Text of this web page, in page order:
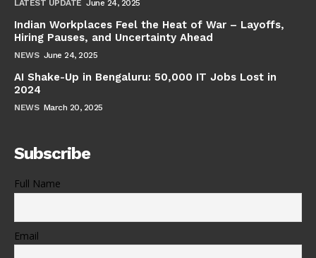
LATEST UPDATE June 24, 2025
Indian Workplaces Feel the Heat of War – Layoffs,
Hiring Pauses, and Uncertainty Ahead
NEWS June 24, 2025
AI Shake-Up in Bengaluru: 50,000 IT Jobs Lost in
2024
NEWS March 20, 2025
Subscribe
Full Name
Email